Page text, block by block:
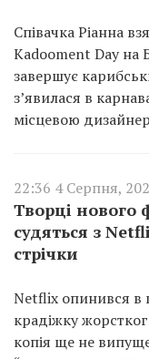
Співачка Ріанна
Kadooment Day на
завершує
з’явилася в
місцевою
22:36 4 Серпня,
Творці нового
судяться з
стрічки
Netflix опинився в
крадіжку
копія ще не